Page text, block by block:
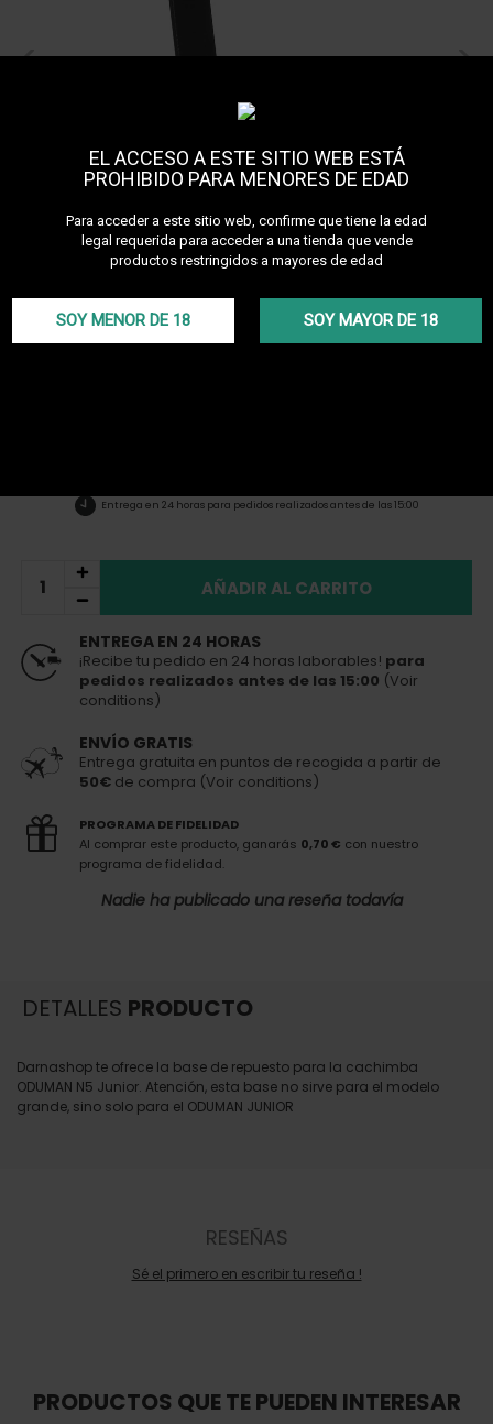
EL ACCESO A ESTE SITIO WEB ESTÁ
PROHIBIDO PARA MENORES DE EDAD
Para acceder a este sitio web, confirme que tiene la edad
legal requerida para acceder a una tienda que vende
productos restringidos a mayores de edad
SOY MENOR DE 18 SOY MAYOR DE 18
Socle pour ODUMAN N5
Junior
Entrega en 24 horas para pedidos realizados antes de las 15:00
AÑADIR AL CARRITO
ENTREGA EN 24 HORAS
¡Recibe tu pedido en 24 horas laborables! para
pedidos realizados antes de las 15:00 (Voir
conditions)
ENVÍO GRATIS
Entrega gratuita en puntos de recogida a partir de
50€ de compra (Voir conditions)
PROGRAMA DE FIDELIDAD
Al comprar este producto, ganarás 0,70 € con nuestro
programa de fidelidad.
Nadie ha publicado una reseña todavía
DETALLES PRODUCTO
Darnashop te ofrece la base de repuesto para la cachimba
ODUMAN N5 Junior. Atención, esta base no sirve para el modelo
grande, sino solo para el ODUMAN JUNIOR
RESEÑAS
Sé el primero en escribir tu reseña !
PRODUCTOS QUE TE PUEDEN INTERESAR